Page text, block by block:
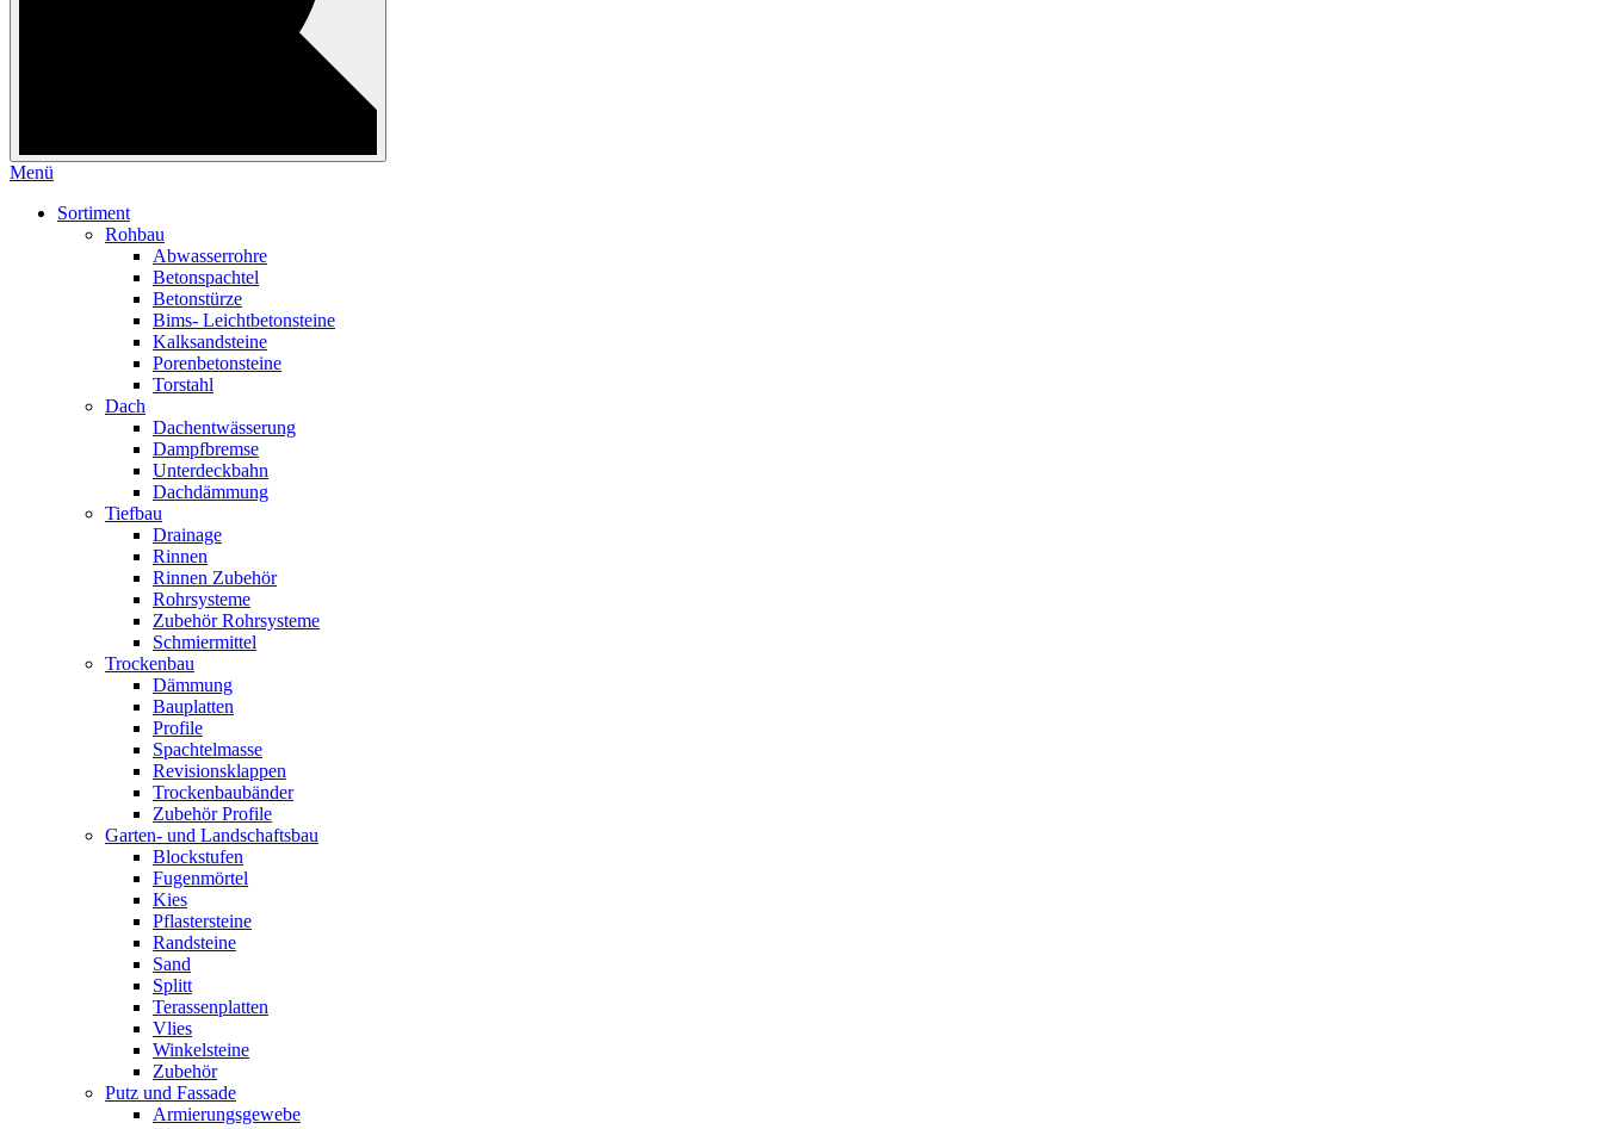
Menü
Sortiment
Rohbau
Abwasserrohre
Betonspachtel
Betonstürze
Bims- Leichtbetonsteine
Kalksandsteine
Porenbetonsteine
Torstahl
Dach
Dachentwässerung
Dampfbremse
Unterdeckbahn
Dachdämmung
Tiefbau
Drainage
Rinnen
Rinnen Zubehör
Rohrsysteme
Zubehör Rohrsysteme
Schmiermittel
Trockenbau
Dämmung
Bauplatten
Profile
Spachtelmasse
Revisionsklappen
Trockenbaubänder
Zubehör Profile
Garten- und Landschaftsbau
Blockstufen
Fugenmörtel
Kies
Pflastersteine
Randsteine
Sand
Splitt
Terassenplatten
Vlies
Winkelsteine
Zubehör
Putz und Fassade
Armierungsgewebe